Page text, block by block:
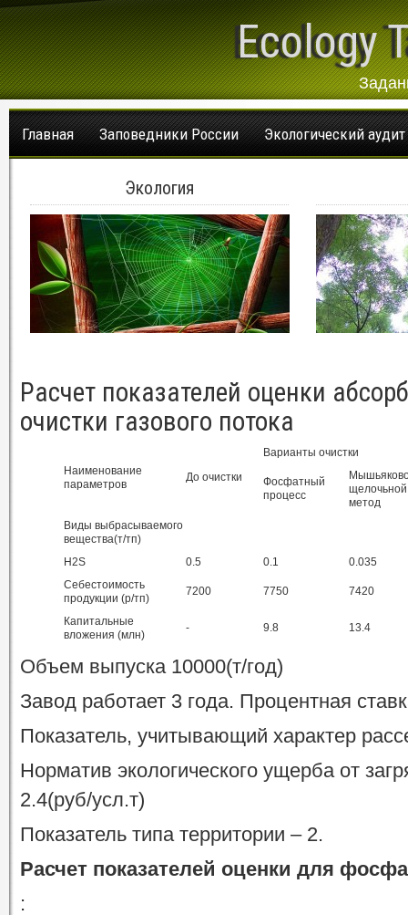
Ecology
Главная Заповедники России Экологический аудит
Экология
Расчет показателей оценки
очистки газового потока
Наименование
параметров
До очистки
Варианты очистки
Фосфатный
процесс
щелочьной
метод
Виды выбрасываемого
вещества(т/тп)
H2S
0.5 0.1
0.035
Себестоимость
продукции (р/тп)
7200 7750 7420
Капитальные
вложения (млн)
- 9.8 13.4
Объем выпуска 10000(т/год)
Завод работает 3 года. Процентная
Показатель, учитывающий характер
Норматив экологического ущерба от
2.4(руб/усл.т)
Показатель типа территории – 2.
Расчет показателей оценки для
: